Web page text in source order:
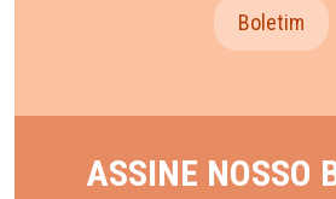
Boletim
ASSINE NOSSO